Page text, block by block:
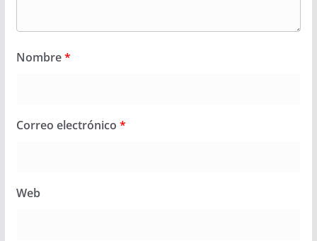
Nombre*
Correo electrónico *
Web